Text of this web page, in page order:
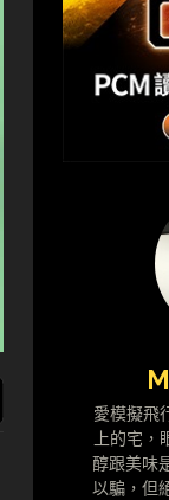
愛模擬飛
上的宅，
醇跟美味
以騙，但